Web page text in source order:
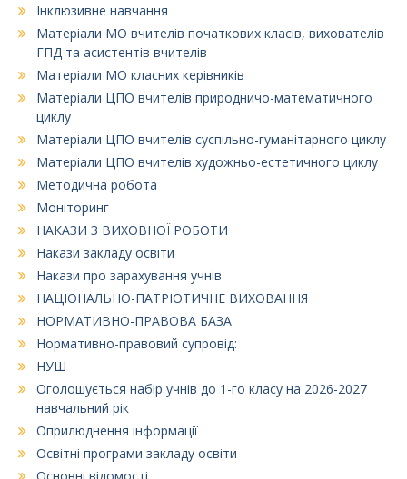
Інклюзивне навчання
Матеріали МО вчителів початкових класів, вихователів
ГПД та асистентів вчителів
Матеріали МО класних керівників
Матеріали ЦПО вчителів природничо-математичного
циклу
Матеріали ЦПО вчителів суспільно-гуманітарного циклу
Матеріали ЦПО вчителів художньо-естетичного циклу
Методична робота
Моніторинг
НАКАЗИ З ВИХОВНОЇ РОБОТИ
Накази закладу освіти
Накази про зарахування учнів
НАЦІОНАЛЬНО-ПАТРІОТИЧНЕ ВИХОВАННЯ
НОРМАТИВНО-ПРАВОВА БАЗА
Нормативно-правовий супровід:
НУШ
Оголошується набір учнів до 1-го класу на 2026-2027
навчальний рік
Оприлюднення інформації
Освітні програми закладу освіти
Основні відомості